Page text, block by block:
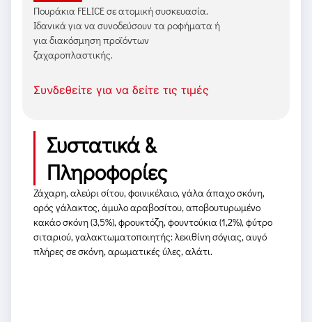
Πουράκια FELICE σε ατομική συσκευασία.
Ιδανικά για να συνοδεύσουν τα ροφήματα ή
για διακόσμηση προϊόντων
ζαχαροπλαστικής.
Συνδεθείτε για να δείτε τις τιμές
Συστατικά &
Πληροφορίες
Ζάχαρη, αλεύρι σίτου, φοινικέλαιο, γάλα άπαχο σκόνη,
ορός γάλακτος, άμυλο αραβοσίτου, αποβουτυρωμένο
κακάο σκόνη (3,5%), φρουκτόζη, φουντούκια (1,2%), φύτρο
σιταριού, γαλακτωματοποιητής: λεκιθίνη σόγιας, αυγό
πλήρες σε σκόνη, αρωματικές ύλες, αλάτι.